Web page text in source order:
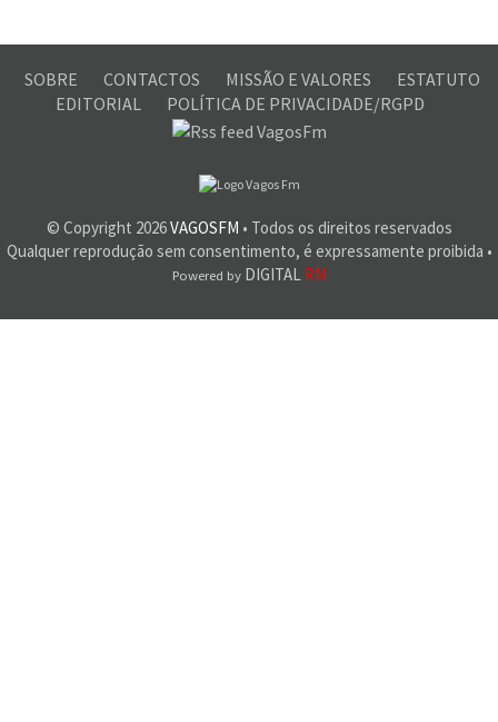
SOBRE CONTACTOS MISSÃO E VALORES
ESTATUTO
EDITORIAL
POLÍTICA DE PRIVACIDADE/RGPD
© Copyright 2026VAGOSFM • Todos os direitos reservados
Qualquer reprodução sem consentimento, é expressamente proibida •
Powered byDIGITAL RM